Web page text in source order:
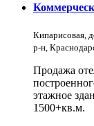
Кипарисовая,
р-н,
Продажа
этажное
1500+кв.м.